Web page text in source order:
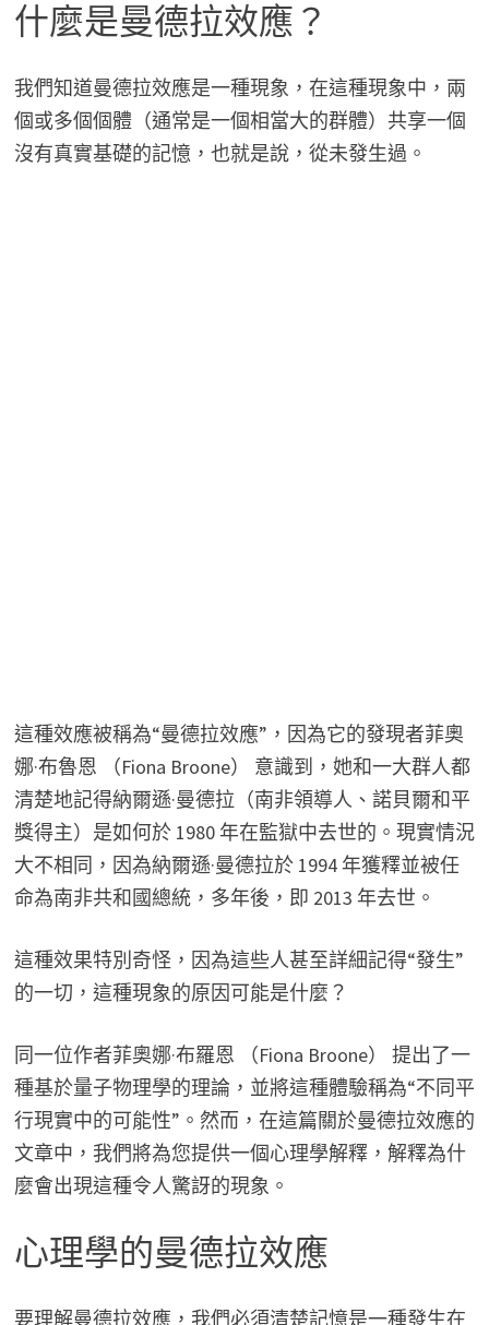
什麼是曼德拉效應？
我們知道曼德拉效應是一種現象，在這種現象中，兩
個或多個個體（通常是一個相當大的群體）共享一個
沒有真實基礎的記憶，也就是說，從未發生過。
這種效應被稱為“曼德拉效應”，因為它的發現者菲奧
娜·布魯恩 （Fiona Broone） 意識到，她和一大群人都
清楚地記得納爾遜·曼德拉（南非領導人、諾貝爾和平
獎得主）是如何於 1980 年在監獄中去世的。現實情況
大不相同，因為納爾遜·曼德拉於 1994 年獲釋並被任
命為南非共和國總統，多年後，即 2013 年去世。
這種效果特別奇怪，因為這些人甚至詳細記得“發生”
的一切，這種現象的原因可能是什麼？
同一位作者菲奧娜·布羅恩 （Fiona Broone） 提出了一
種基於量子物理學的理論，並將這種體驗稱為“不同平
行現實中的可能性”。然而，在這篇關於曼德拉效應的
文章中，我們將為您提供一個心理學解釋，解釋為什
麼會出現這種令人驚訝的現象。
心理學的曼德拉效應
要理解曼德拉效應，我們必須清楚記憶是一種發生在